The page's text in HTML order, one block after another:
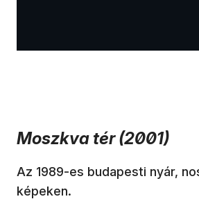
Moszkva tér (2001)
Az 1989-es budapesti nyár,
képeken.